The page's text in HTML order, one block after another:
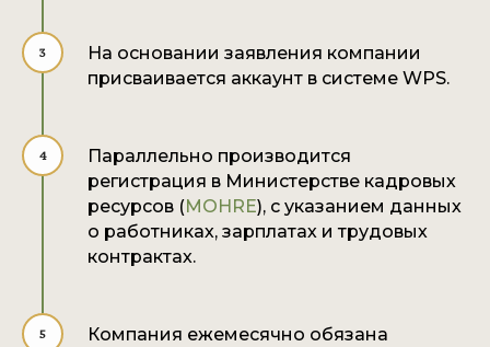
На основании заявления компании
присваивается аккаунт в системе WPS.
Параллельно производится
регистрация в Министерстве кадровых
ресурсов (MOHRE), с указанием данных
о работниках, зарплатах и трудовых
контрактах.
Компания ежемесячно обязана